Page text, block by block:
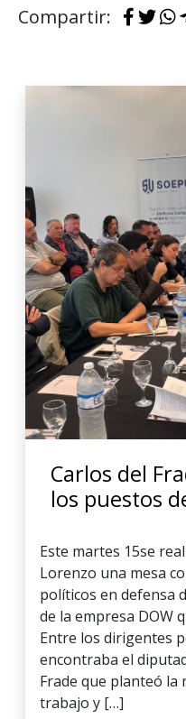
Compartir:
Carlos del
los puestos
Este martes 15se
Lorenzo una mesa
políticos en defensa
de la empresa DOW
Entre los dirigentes
encontraba el
Frade que planteó la
trabajo y […]